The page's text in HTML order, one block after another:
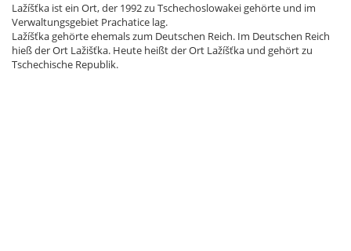
Lažíšťka ist ein Ort, der 1992 zu Tschechoslowakei gehörte und im
Verwaltungsgebiet Prachatice lag.
Lažíšťka gehörte ehemals zum Deutschen Reich. Im Deutschen Reich
hieß der Ort Lažišťka. Heute heißt der Ort Lažíšťka und gehört zu
Tschechische Republik.